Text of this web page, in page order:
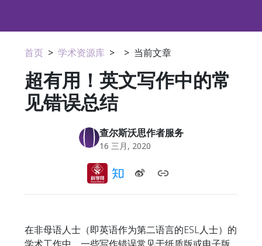
首页 > 学术资源库 > > 当前文章
超有用！英文写作中的常
见错误总结
查尔斯沃思作者服务
16 三月, 2020
在非母语人士（即英语作为第二语言的ESL人士）的